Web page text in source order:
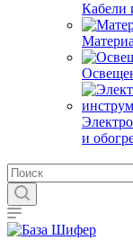
Кабели
и